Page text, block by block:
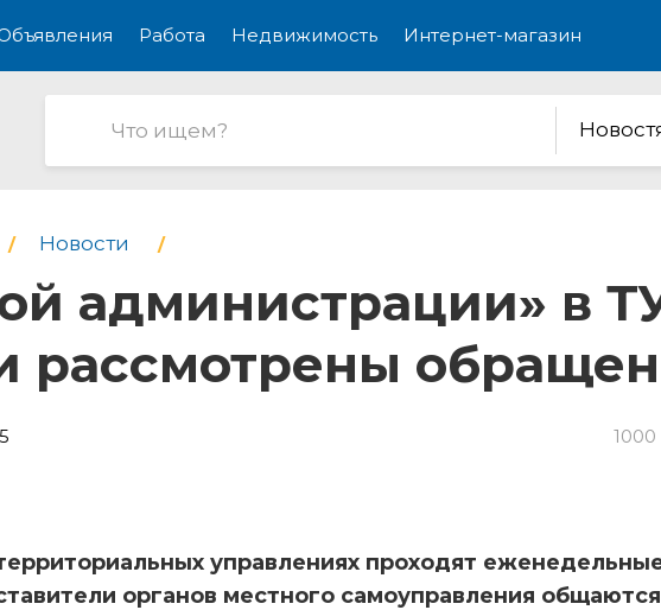
Работа Недвижимость Интернет-магазин
Новости
администрации» в
рассмотрены
1000
управлениях проходят
органов местного самоуправления общаются